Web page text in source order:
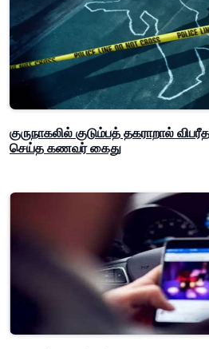
குருநாகலில் குடும்பத் தகராறால்
செய்த கணவர் கைது